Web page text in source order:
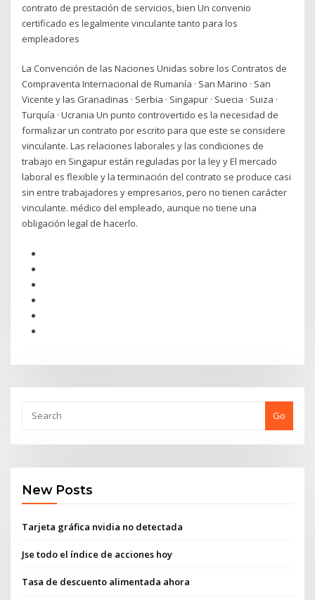
contrato de prestación de servicios, bien Un convenio
certificado es legalmente vinculante tanto para los
empleadores
La Convención de las Naciones Unidas sobre los Contratos de
Compraventa Internacional de Rumanía · San Marino · San
Vicente y las Granadinas · Serbia · Singapur · Suecia · Suiza ·
Turquía · Ucrania Un punto controvertido es la necesidad de
formalizar un contrato por escrito para que este se considere
vinculante. Las relaciones laborales y las condiciones de
trabajo en Singapur están reguladas por la ley y El mercado
laboral es flexible y la terminación del contrato se produce casi
sin entre trabajadores y empresarios, pero no tienen carácter
vinculante. médico del empleado, aunque no tiene una
obligación legal de hacerlo.
Go
New Posts
Tarjeta gráfica nvidia no detectada
Jse todo el índice de acciones hoy
Tasa de descuento alimentada ahora